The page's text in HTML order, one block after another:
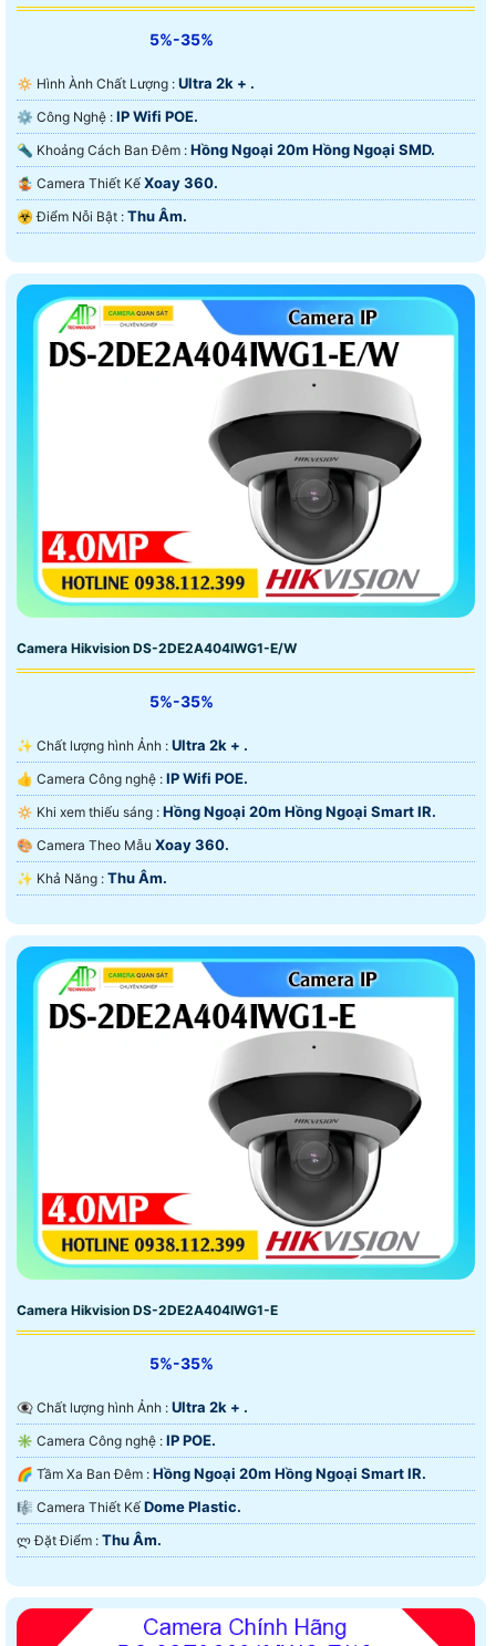
5%-35%
🔅 Hình Ành Chất Lượng : Ultra 2k + .
⚙ Công Nghệ : IP Wifi POE.
🔦 Khoảng Cách Ban Đêm : Hồng Ngoại 20m Hồng Ngoại SMD.
🤹 Camera Thiết Kế Xoay 360.
️☣️ Điểm Nỗi Bật : Thu Âm.
Camera Hikvision DS-2DE2A404IWG1-E/W
5%-35%
✨ Chất lượng hình Ảnh : Ultra 2k + .
👍 Camera Công nghệ : IP Wifi POE.
🔅 Khi xem thiếu sáng : Hồng Ngoại 20m Hồng Ngoại Smart IR.
🎨 Camera Theo Mẫu Xoay 360.
️✨ Khả Năng : Thu Âm.
Camera Hikvision DS-2DE2A404IWG1-E
5%-35%
👁️‍🗨 Chất lượng hình Ảnh : Ultra 2k + .
✳️ Camera Công nghệ : IP POE.
🌈 Tầm Xa Ban Đêm : Hồng Ngoại 20m Hồng Ngoại Smart IR.
🎼️ Camera Thiết Kế Dome Plastic.
️ლ Đặt Điểm : Thu Âm.